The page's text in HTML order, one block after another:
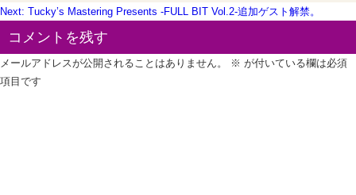
投
稿
ナ
ビ
Next: Tucky’s Mastering Presents -FULL BIT Vol.2-追加ゲスト解禁。
コメントを残す
メールアドレスが公開されることはありません。 ※ が付いている欄は必須
項目です